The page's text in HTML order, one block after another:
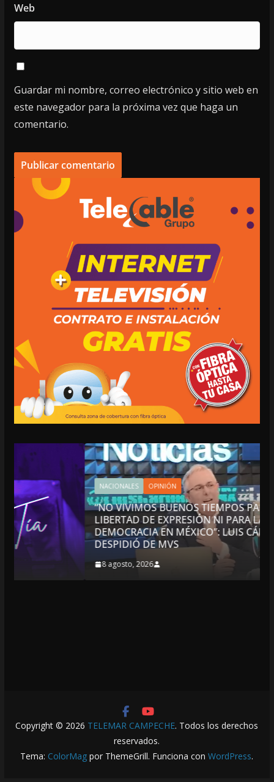
Web
Guardar mi nombre, correo electrónico y sitio web en
este navegador para la próxima vez que haga un
comentario.
NACIONALES OPINIÓN
“NO VIVIMOS BUENOS TIEMPOS PARA LA
LIBERTAD DE EXPRESIÓN NI PARA LA
DEMOCRACIA EN MÉXICO”: LUIS CÁRDENAS; SE
DESPIDIÓ DE MVS
8 agosto, 2026
Copyright © 2026 TELEMAR CAMPECHE. Todos los derechos
reservados.
Tema: ColorMag por ThemeGrill. Funciona conWordPress.